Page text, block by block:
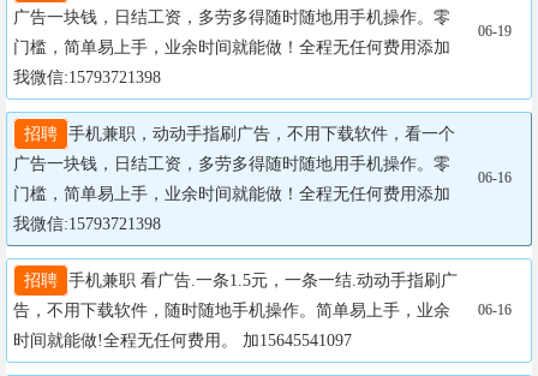
广告一块钱，日结工资，多劳多得随时随地用手机操作。零
门槛，简单易上手，业余时间就能做！全程无任何费用添加
我微信:15793721398
06-19
招聘 手机兼职，动动手指刷广告，不用下载软件，看一个
广告一块钱，日结工资，多劳多得随时随地用手机操作。零
门槛，简单易上手，业余时间就能做！全程无任何费用添加
我微信:15793721398
06-16
招聘 手机兼职 看广告.一条1.5元，一条一结.动动手指刷广
告，不用下载软件，随时随地手机操作。简单易上手，业余
时间就能做!全程无任何费用。 加15645541097
06-16